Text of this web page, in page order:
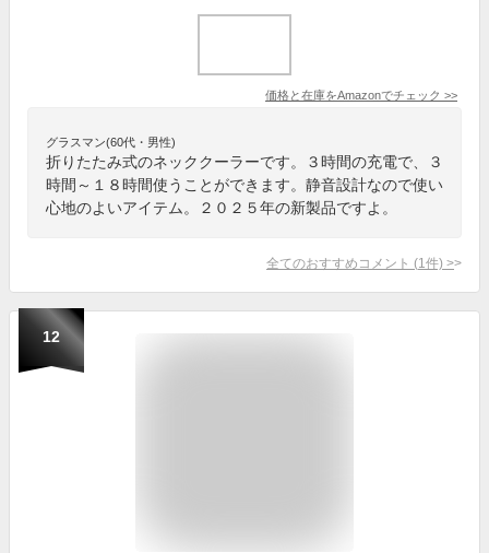
価格と在庫をAmazonでチェック >>
グラスマン(60代・男性)
折りたたみ式のネッククーラーです。３時間の充電で、３
時間～１８時間使うことができます。静音設計なので使い
心地のよいアイテム。２０２５年の新製品ですよ。
全てのおすすめコメント (1 件) >
12